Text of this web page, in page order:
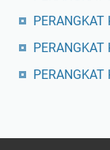
PERANGKAT
PERANGKAT
PERANGKAT